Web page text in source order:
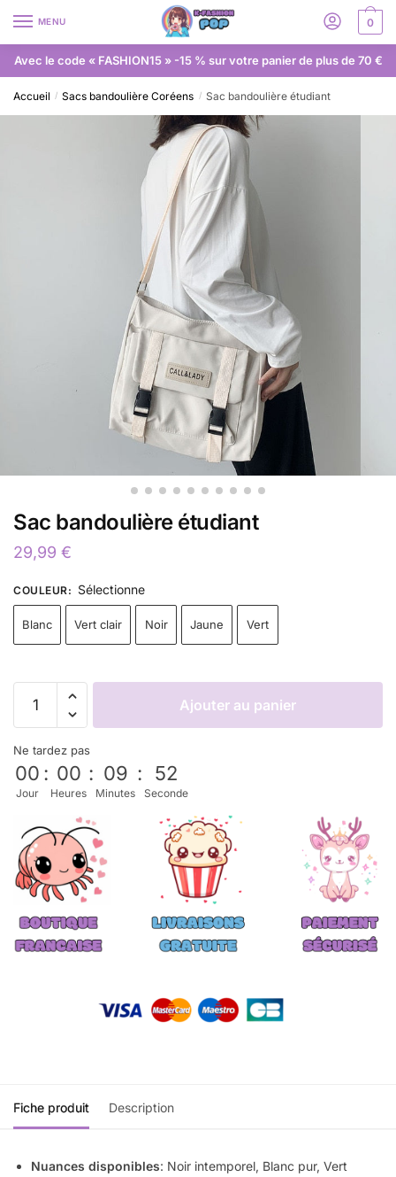
MENU 0
Avec le code « FASHION15 » -15 % sur votre panier de plus de 70 €
Accueil / Sacs bandoulière Coréens / Sac bandoulière étudiant
Sac bandoulière étudiant
29,99 €
COULEUR: Sélectionne
Blanc Vert clair Noir Jaune Vert
Ajouter au panier
Ne tardez pas
00
Jour
: 00
Heures
: 09
Minutes
: 51
Seconde
Fiche produit Description
Nuances disponibles: Noir intemporel, Blanc pur, Vert